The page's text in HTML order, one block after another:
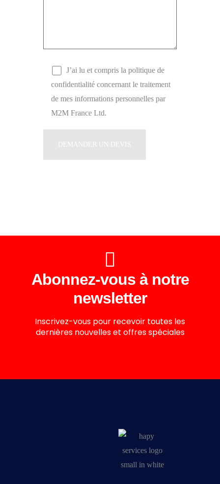
J’ai lu et compris la politique de
confidentialité concernant le traitement
de mes informations personnelles par
M2M France Ltd.
Abonnez-vous à notre
newsletter
Inscrivez-vous pour recevoir toutes les
dernières nouvelles et offres spéciales